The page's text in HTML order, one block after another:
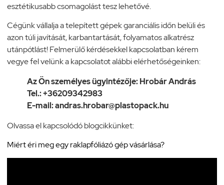
esztétikusabb csomagolást tesz lehetővé.
Cégünk vállalja a telepített gépek garanciális időn belüli és
azon túli javítását, karbantartását, folyamatos alkatrész
utánpótlást! Felmerülő kérdésekkel kapcsolatban kérem
vegye fel velünk a kapcsolatot alábbi elérhetőségeinken:
Az Ön személyes ügyintézője: Hrobár András
Tel.: +36209342983
E-mail: andras.hrobar@plastopack.hu
Olvassa el kapcsolódó blogcikkünket:
Miért éri meg egy raklapfóliázó gép vásárlása?